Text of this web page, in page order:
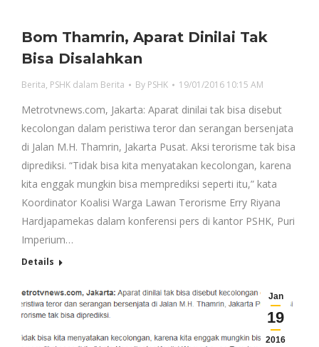
Bom Thamrin, Aparat Dinilai Tak
Bisa Disalahkan
Berita, PSHK dalam Berita By PSHK 19/01/2016 10:15 AM
Metrotvnews.com, Jakarta: Aparat dinilai tak bisa disebut
kecolongan dalam peristiwa teror dan serangan bersenjata
di Jalan M.H. Thamrin, Jakarta Pusat. Aksi terorisme tak bisa
diprediksi. “Tidak bisa kita menyatakan kecolongan, karena
kita enggak mungkin bisa memprediksi seperti itu,” kata
Koordinator Koalisi Warga Lawan Terorisme Erry Riyana
Hardjapamekas dalam konferensi pers di kantor PSHK, Puri
Imperium…
Details
Jan
19
2016